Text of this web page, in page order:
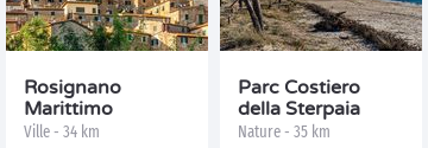
Rosignano
Marittimo
Ville - 34 km
Parc Costiero
della Sterpaia
Nature - 35 km